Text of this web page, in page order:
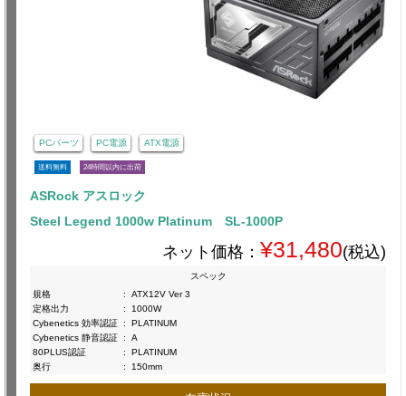
PCパーツ PC電源 ATX電源
送料無料 24時間以内に出荷
ASRock アスロック
Steel Legend 1000w Platinum SL-1000P
ネット価格： ¥31,480(税込)
スペック
規格
:
ATX12V Ver 3
定格出力
:
1000W
Cybenetics 効率認証 :
PLATINUM
Cybenetics 静音認証 :
A
80PLUS認証
:
PLATINUM
奥行
: 150mm